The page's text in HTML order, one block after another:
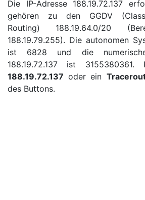
Die IP-Adresse 188.19.72.137
gehören zu den GGDV
Routing) 188.19.64.0/20
188.19.79.255). Die autonomen
ist 6828 und die
188.19.72.137 ist
188.19.72.137 oder ein
des Buttons.